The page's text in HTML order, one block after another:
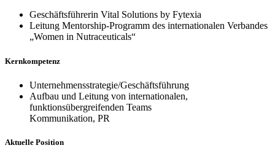
Geschäftsführerin Vital Solutions by Fytexia
Leitung Mentorship-Programm des internationalen Verbandes
„Women in Nutraceuticals“
Kernkompetenz
Unternehmensstrategie/Geschäftsführung
Aufbau und Leitung von internationalen,
funktionsübergreifenden Teams
Kommunikation, PR
Aktuelle Position